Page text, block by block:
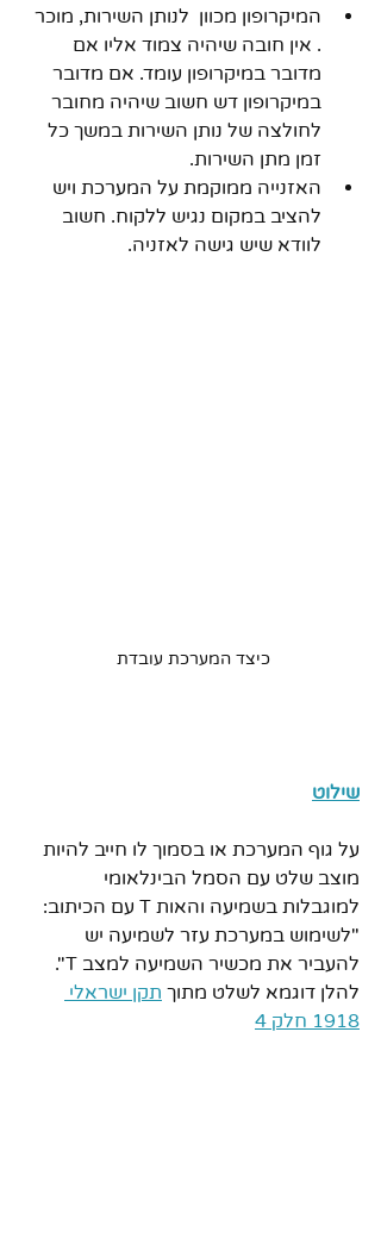
המיקרופון מכוון  לנותן השירות, מוכר
. אין חובה שיהיה צמוד אליו אם
מדובר במיקרופון עומד. אם מדובר
במיקרופון דש חשוב שיהיה מחובר
לחולצה של נותן השירות במשך כל
זמן מתן השירות.
האזנייה ממוקמת על המערכת ויש
להציב במקום נגיש ללקוח. חשוב
לוודא שיש גישה לאזניה.
כיצד המערכת עובדת
שילוט
על גוף המערכת או בסמוך לו חייב להיות
מוצב שלט עם הסמל הבינלאומי
למוגבלות בשמיעה והאות T עם הכיתוב:
"לשימוש במערכת עזר לשמיעה יש
להעביר את מכשיר השמיעה למצב T".
להלן דוגמא לשלט מתוך תקן ישראלי
1918 חלק 4